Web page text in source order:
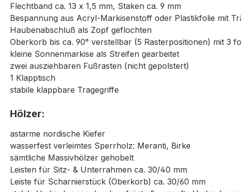
Flechtband ca. 13 x 1,5 mm, Staken ca. 9 mm
Bespannung aus Acryl-Markisenstoff oder Plastikfolie mit
Haubenabschluß als Zopf geflochten
Oberkorb bis ca. 90° verstellbar (5 Rasterpositionen) mit 3
kleine Sonnenmarkise als Streifen gearbeitet
zwei ausziehbaren Fußrasten (nicht gepolstert)
1 Klapptisch
stabile klappbare Tragegriffe
Hölzer:
astarme nordische Kiefer
wasserfest verleimtes Sperrholz: Meranti, Birke
sämtliche Massivhölzer gehobelt
Leisten für Sitz- & Unterrahmen ca. 30/40 mm
Leiste für Scharnierstück (Oberkorb) ca. 30/60 mm